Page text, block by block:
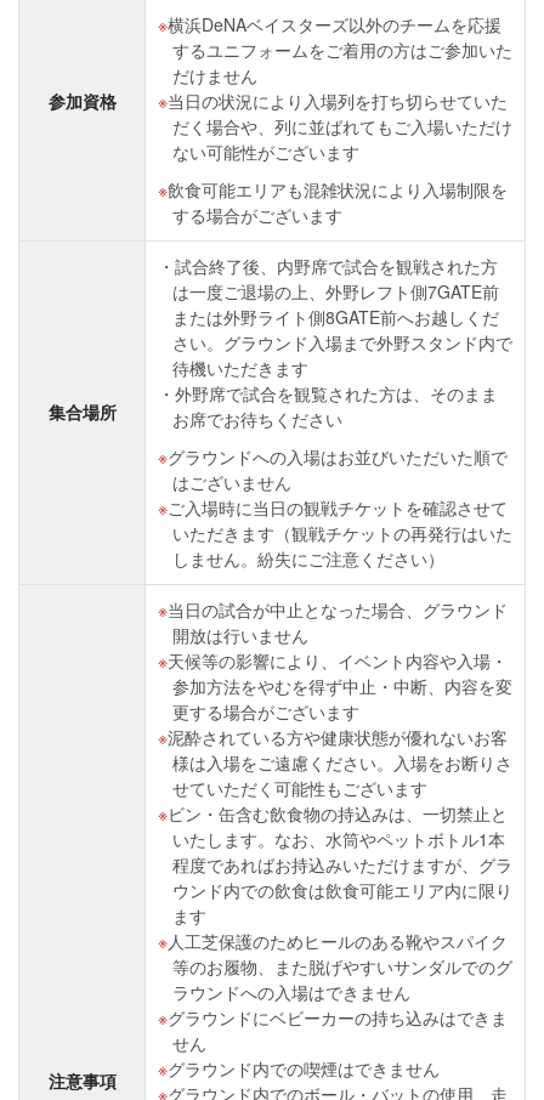
参加資格
横浜DeNAベイスターズ以外のチームを応援
するユニフォームをご着用の方はご参加いた
だけません
当日の状況により入場列を打ち切らせていた
だく場合や、列に並ばれてもご入場いただけ
ない可能性がございます
飲食可能エリアも混雑状況により入場制限を
する場合がございます
集合場所
試合終了後、内野席で試合を観戦された方
は一度ご退場の上、外野レフト側7GATE前
または外野ライト側8GATE前へお越しくだ
さい。グラウンド入場まで外野スタンド内で
待機いただきます
外野席で試合を観覧された方は、そのまま
お席でお待ちください
グラウンドへの入場はお並びいただいた順で
はございません
ご入場時に当日の観戦チケットを確認させて
いただきます（観戦チケットの再発行はいた
しません。紛失にご注意ください）
注意事項
当日の試合が中止となった場合、グラウンド
開放は行いません
天候等の影響により、イベント内容や入場・
参加方法をやむを得ず中止・中断、内容を変
更する場合がございます
泥酔されている方や健康状態が優れないお客
様は入場をご遠慮ください。入場をお断りさ
せていただく可能性もございます
ビン・缶含む飲食物の持込みは、一切禁止と
いたします。なお、水筒やペットボトル1本
程度であればお持込みいただけますが、グラ
ウンド内での飲食は飲食可能エリア内に限り
ます
人工芝保護のためヒールのある靴やスパイク
等のお履物、また脱げやすいサンダルでのグ
ラウンドへの入場はできません
グラウンドにベビーカーの持ち込みはできま
せん
グラウンド内での喫煙はできません
グラウンド内でのボール・バットの使用、走